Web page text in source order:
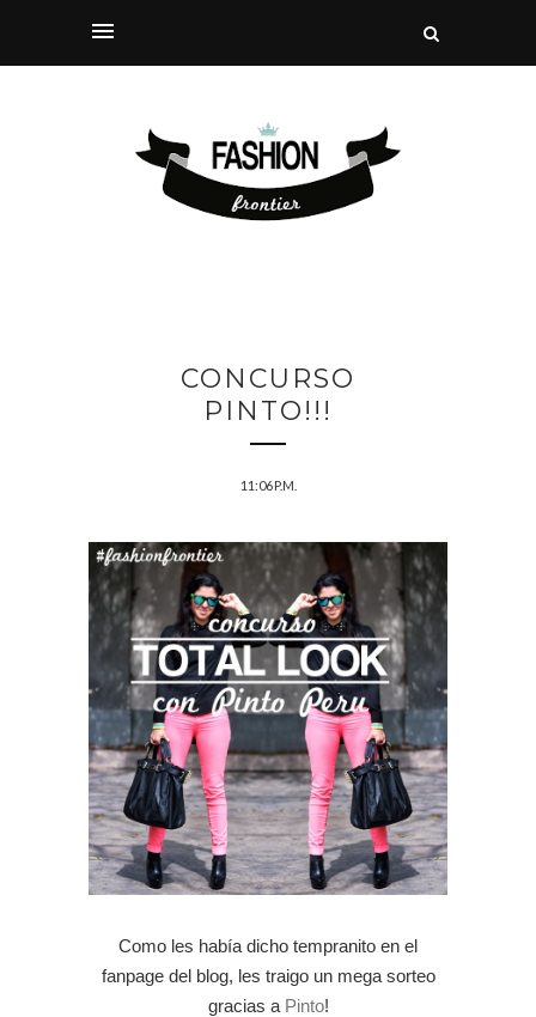
CONCURSO
PINTO!!!
11:06 P.M.
Como les había dicho tempranito en el
fanpage del blog, les traigo un mega sorteo
gracias a Pinto!